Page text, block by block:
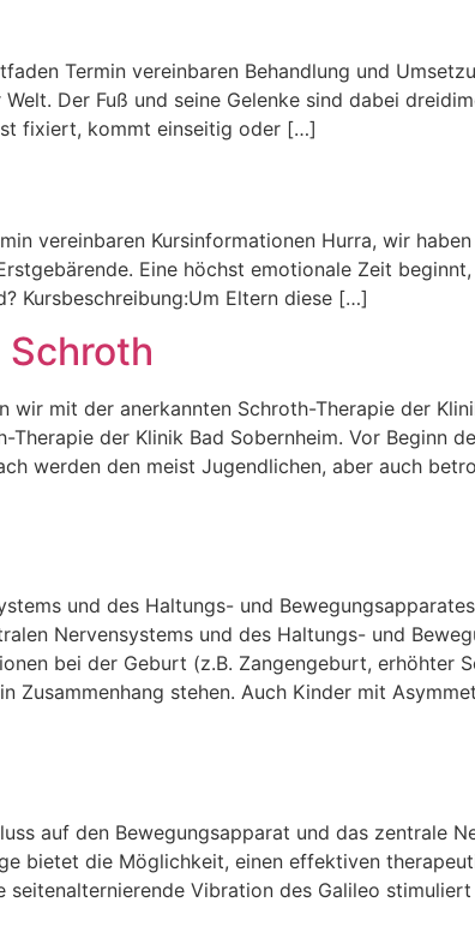
Termin vereinbaren Behandlung und
Der Fuß und seine Gelenke sind dabei
fixiert, kommt einseitig oder […]
vereinbaren Kursinformationen Hurra, wir
Eine höchst emotionale Zeit
Kursbeschreibung:Um Eltern diese […]
Schroth
mit der anerkannten Schroth-Therapie der
der Klinik Bad Sobernheim. Vor Beginn
werden den meist Jugendlichen, aber auch
und des Haltungs- und
Nervensystems und des Haltungs- und
bei der Geburt (z.B. Zangengeburt, erhöhter
Zusammenhang stehen. Auch Kinder mit
auf den Bewegungsapparat und das zentrale
bietet die Möglichkeit, einen effektiven
Vibration des Galileo